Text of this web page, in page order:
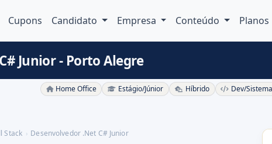
Cupons Candidato Empresa Conteúdo Planos
Junior - Porto Alegre
Home Office Estágio/Júnior Híbrido Dev/
Stack Desenvolvedor .Net C# Junior